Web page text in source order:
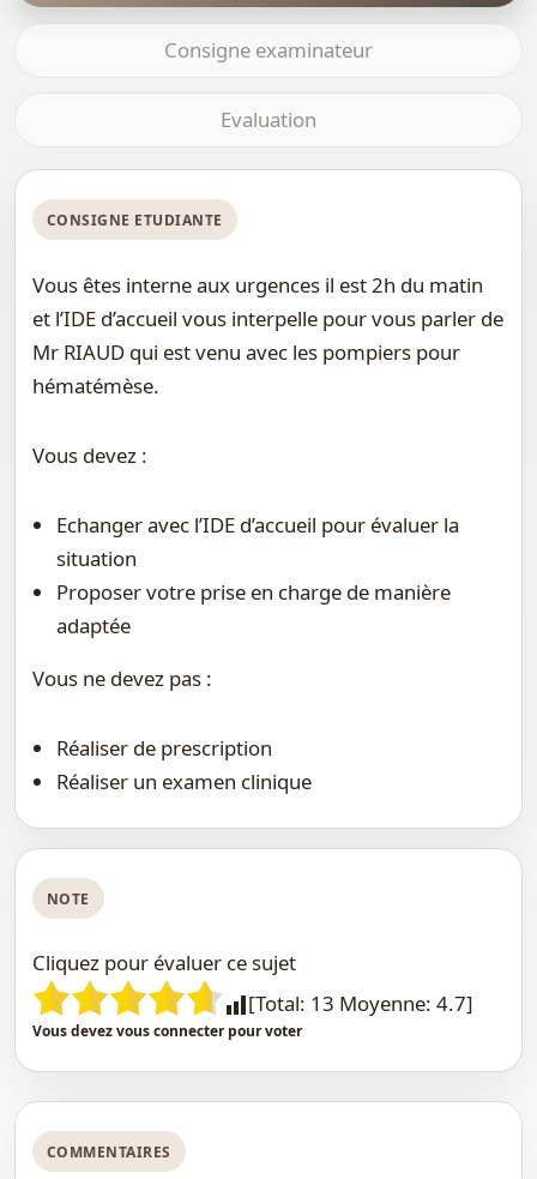
Consigne examinateur
Evaluation
CONSIGNE ETUDIANTE
Vous êtes interne aux urgences il est 2h du matin
et l’IDE d’accueil vous interpelle pour vous parler de
Mr RIAUD qui est venu avec les pompiers pour
hématémèse.
Vous devez :
Echanger avec l’IDE d’accueil pour évaluer la
situation
Proposer votre prise en charge de manière
adaptée
Vous ne devez pas :
Réaliser de prescription
Réaliser un examen clinique
NOTE
Cliquez pour évaluer ce sujet
[Total: 13 Moyenne: 4.7]
Vous devez vous connecter pour voter
COMMENTAIRES